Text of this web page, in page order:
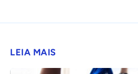
LEIA MAIS